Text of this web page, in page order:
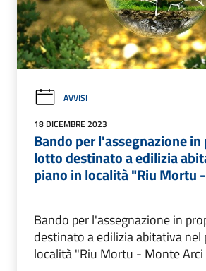
AVVISI
18 DICEMBRE 2023
Bando per l'assegnazione
lotto destinato a edilizia
piano in località "Riu Mortu
Bando per l'assegnazione in
destinato a edilizia abitativa nel
località "Riu Mortu - Monte Arci